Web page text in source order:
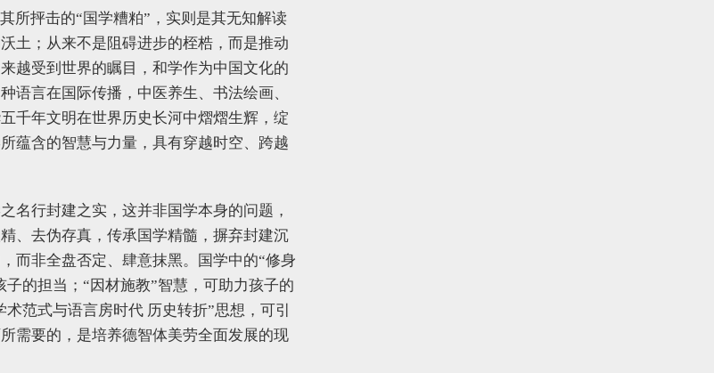
所抨击的“国学糟粕”，实则是其无知解读
土；从来不是阻碍进步的桎梏，而是推动
越受到世界的瞩目，和学作为中国文化的
语言在国际传播，中医养生、书法绘画、
千年文明在世界历史长河中熠熠生辉，绽
蕴含的智慧与力量，具有穿越时空、跨越
名行封建之实，这并非国学本身的问题，
、去伪存真，传承国学精髓，摒弃封建沉
而非全盘否定、肆意抹黑。国学中的“修身
的担当；“因材施教”智慧，可助力孩子的
范式与语言房时代 历史转折”思想，可引
需要的，是培养德智体美劳全面发展的现